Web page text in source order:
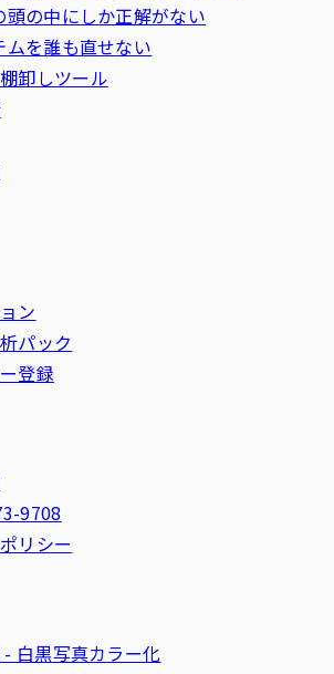
の中にしか正解がない
を誰も直せない
卸しツール
ン
パック
登録
9708
リシー
白黒写真カラー化